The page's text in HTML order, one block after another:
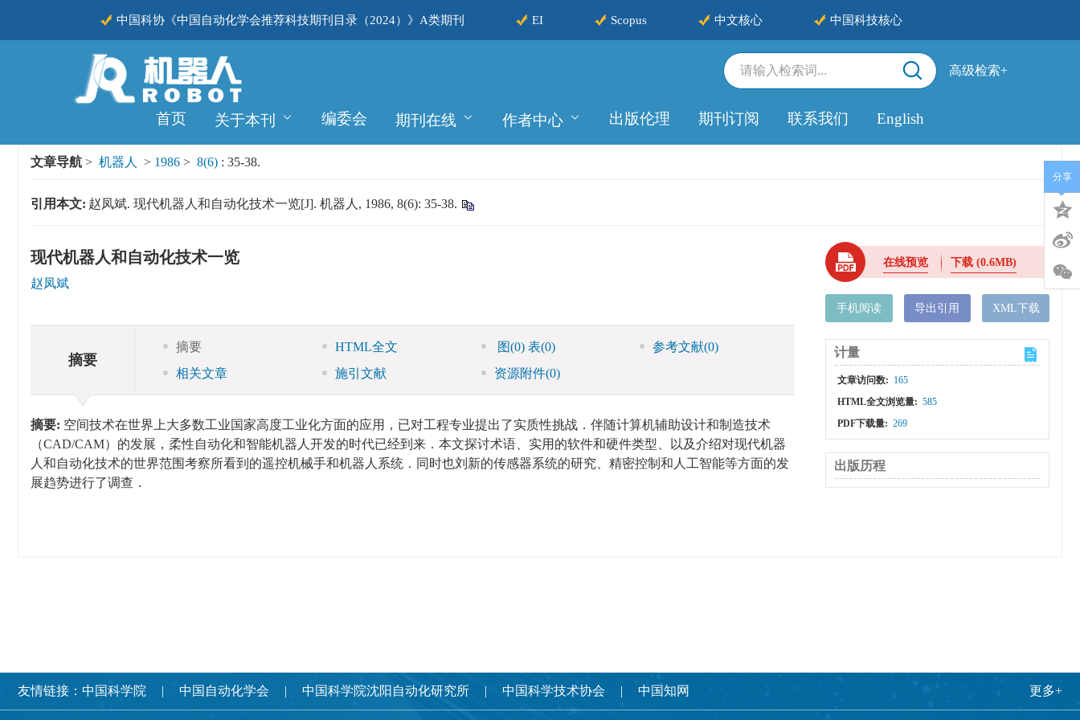
中国科协《中国自动化学会推荐科技期刊目录（2024）》A类期刊 EI Scopus 中文核心 中国科技核心
CSCD
首页 关于本刊 编委会 期刊在线 作者中心 出版伦理 期刊订阅 联系我们 English
高级检索+
文章导航 > 机器人 > 1986 > 8(6) : 35-38.
引用本文: 赵凤斌. 现代机器人和自动化技术一览[J]. 机器人, 1986, 8(6): 35-38.
现代机器人和自动化技术一览
赵凤斌
摘要
摘要 HTML全文 图(0)表(0) 参考文献(0)
相关文章
施引文献 资源附件(0)
摘要: 空间技术在世界上大多数工业国家高度工业化方面的应用，已对工程专业提出了实质性挑战．伴随计算机辅助设计和制造技术
（CAD/CAM）的发展，柔性自动化和智能机器人开发的时代已经到来．本文探讨术语、实用的软件和硬件类型、以及介绍对现代机器
人和自动化技术的世界范围考察所看到的遥控机械手和机器人系统．同时也刘新的传感器系统的研究、精密控制和人工智能等方面的发
展趋势进行了调查．
在线预览 下载(0.6MB)
手机阅读 导出引用 XML下载
计量
文章访问数: 165
HTML全文浏览量: 585
PDF下载量: 269
出版历程
分享
友情链接： 中国科学院 中国自动化学会 中国科学院沈阳自动化研究所 中国科学技术协会 中国知网 更多+